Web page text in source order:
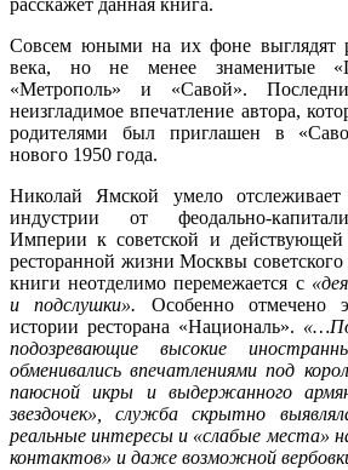
расскажет данная книга.
Совсем юными на их фоне выглядят
века, но не менее знаменитые
«Метрополь» и «Савой».
неизгладимое впечатление автора,
родителями был приглашен в
нового 1950 года.
Николай Ямской умело отслеживает
индустрии от феодально-
Империи к советской и действующей
ресторанной жизни Москвы
книги неотделимо перемежается с
и подслушки». Особенно отмечено
истории ресторана «Националь».
подозревающие высокие
обменивались впечатлениями под
паюсной икры и выдержанного
звездочек», служба скрытно
реальные интересы и «слабые места»
контактов» и даже возможной